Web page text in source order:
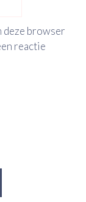
deze browser
reactie